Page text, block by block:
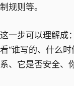
制规则等。
这一步可以理解成
看“谁写的、什么
系、它是否安全、